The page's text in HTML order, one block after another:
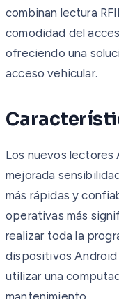
combinan lectura
comodidad del
ofreciendo una
acceso vehicular.
Los nuevos lectores
mejorada
más rápidas y
operativas más
realizar toda la
dispositivos Android
utilizar una
mantenimiento.